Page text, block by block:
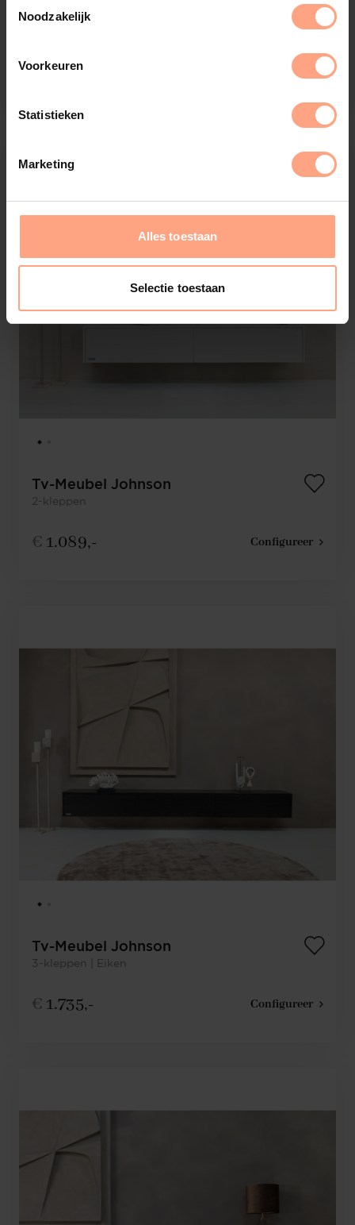
Noodzakelijk
Voorkeuren
Statistieken
Marketing
Alles toestaan
Selectie toestaan
Tv-Meubel Runa
Configureer
Tv-Meubel Johnson
2-kleppen
€ 1.089,- Configureer
Tv-Meubel Johnson
3-kleppen | Eiken
€ 1.735,- Configureer